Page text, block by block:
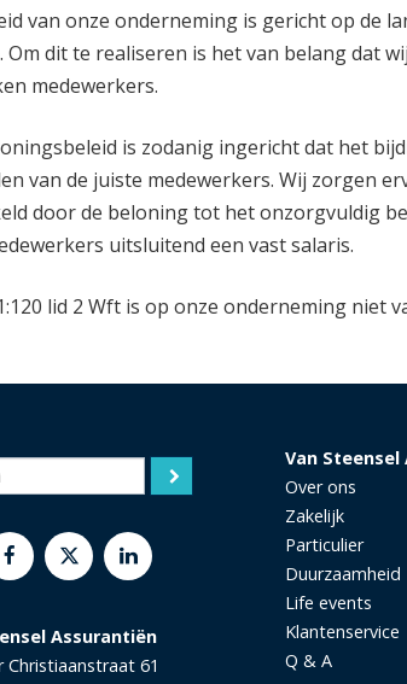
van onze onderneming is gericht op de
Om dit te realiseren is het van belang dat
medewerkers.
is zodanig ingericht dat het
van de juiste medewerkers. Wij zorgen
door de beloning tot het onzorgvuldig
uitsluitend een vast salaris.
lid 2 Wft is op onze onderneming niet
Assurantiën
Christiaanstraat 61
Van
Over ons
Zakelijk
Particulier
Duurzaamheid
Life events
Klantenservice
Q & A